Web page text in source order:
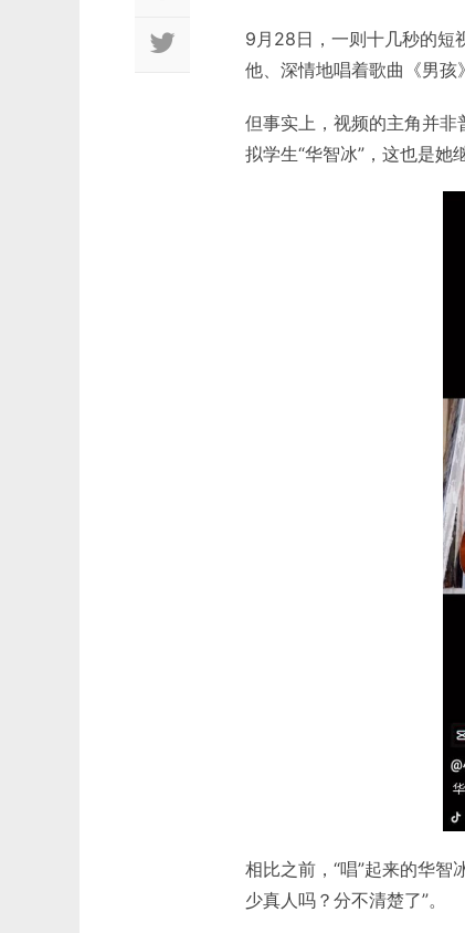
9月28日，一则十几秒的短
他、深情地唱着歌曲《男孩
但事实上，视频的主角并非
拟学生“华智冰”，这也是她
相比之前，“唱”起来的华智
少真人吗？分不清楚了”。